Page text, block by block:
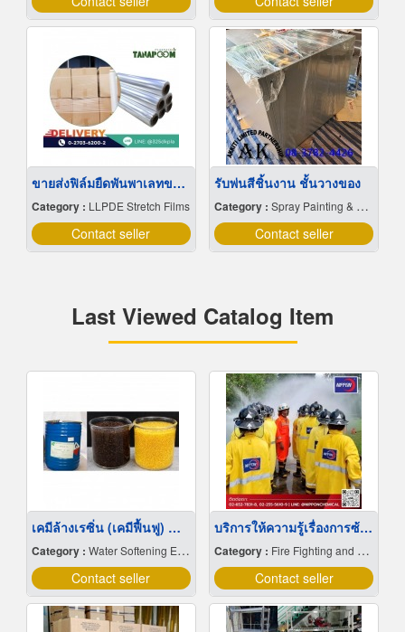
ขายส่งฟิล์มยืดพันพาเลทขนาดพันด้วยมือ Hand wrap
Category : LLPDE Stretch Films
Contact seller
รับพ่นสีชิ้นงาน ชั้นวางของ
Category : Spray Painting & Finishing
Contact seller
Last Viewed Catalog Item
เคมีล้างเรซิ่น (เคมีฟื้นฟู) สำหรับระบบถัง Softener
Category : Water Softening Equipment & Supplies
Contact seller
บริการให้ความรู้เรื่องการซ้อมหนีไฟประจำปี
Category : Fire Fighting and Evacuation Fire Drill Training
Contact seller